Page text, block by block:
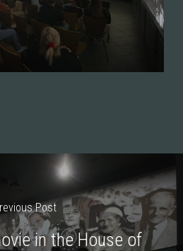
Post
in the House of